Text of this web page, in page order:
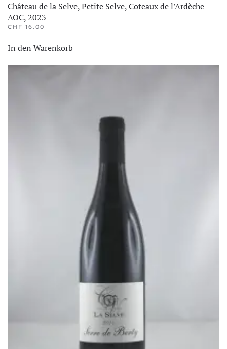
Château de la Selve, Petite Selve, Coteaux de l’Ardèche
AOC, 2023
CHF 16.00
In den Warenkorb